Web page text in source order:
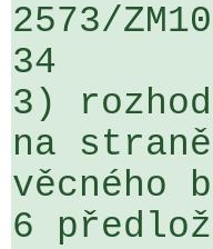
2573/
34
3)
na
věcného
6